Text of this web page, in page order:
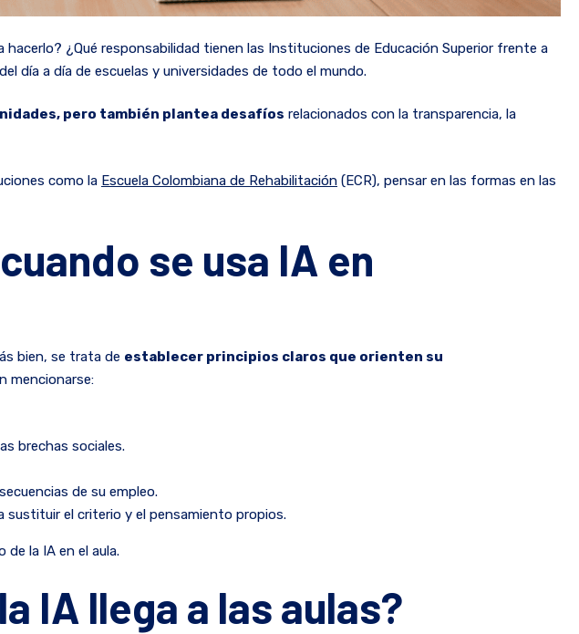
¿Qué responsabilidad tienen las Instituciones de Educación Superior frente a
día a día de escuelas y universidades de todo el mundo.
pero también plantea desafíos relacionados con la transparencia, la
como la Escuela Colombiana de Rehabilitación (ECR), pensar en las formas en las
se usa IA en
bien, se trata de establecer principios claros que orienten su
mencionarse:
brechas sociales.
de su empleo.
sustituir el criterio y el pensamiento propios.
la IA en el aula.
IA llega a las aulas?